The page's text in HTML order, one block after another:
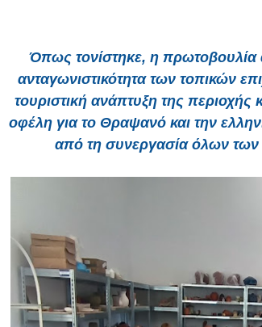
Όπως τονίστηκε, η πρωτοβουλία
ανταγωνιστικότητα των τοπικών
τουριστική ανάπτυξη της περιοχής
οφέλη για το Θραψανό και την
από τη συνεργασία όλων